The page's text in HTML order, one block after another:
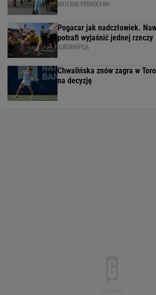
MATERIAŁ PROMOCYJNY
Pogacar jak nadczłowiek.
potrafi wyjaśnić jednej rzeczy
SUBSKRYPCJA
Chwalińska znów zagra w
na decyzję